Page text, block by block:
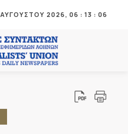
ΑΥΓΟΥΣΤΟΥ 2026, 06 : 13 : 07